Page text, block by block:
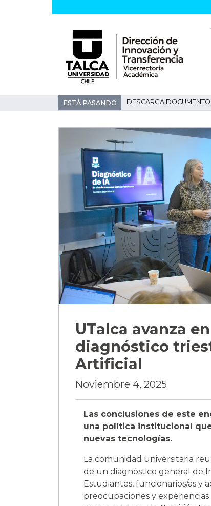
ESTÁ PASANDO DESCARGA
UTalca avanza
diagnóstico
Artificial
Noviembre 4, 2025
Las conclusiones de este
una política institucional
nuevas tecnologías.
La comunidad universitaria
de un diagnóstico general de
Estudiantes, funcionarios/as y
preocupaciones y experiencias